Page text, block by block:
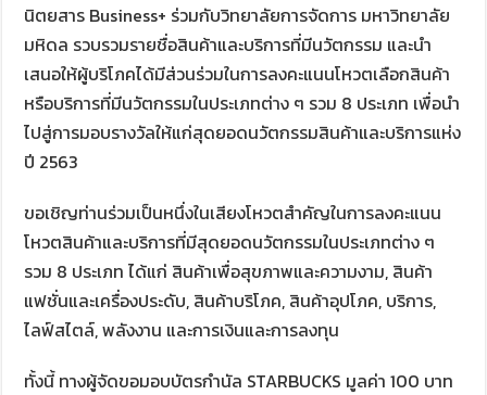
นิตยสาร Business+ ร่วมกับวิทยาลัยการจัดการ มหาวิทยาลัย
มหิดล รวบรวมรายชื่อสินค้าและบริการที่มีนวัตกรรม และนำ
เสนอให้ผู้บริโภคได้มีส่วนร่วมในการลงคะแนนโหวตเลือกสินค้า
หรือบริการที่มีนวัตกรรมในประเภทต่าง ๆ รวม 8 ประเภท เพื่อนำ
ไปสู่การมอบรางวัลให้แก่สุดยอดนวัตกรรมสินค้าและบริการแห่ง
ปี 2563
ขอเชิญท่านร่วมเป็นหนึ่งในเสียงโหวตสำคัญในการลงคะแนน
โหวตสินค้าและบริการที่มีสุดยอดนวัตกรรมในประเภทต่าง ๆ
รวม 8 ประเภท ได้แก่ สินค้าเพื่อสุขภาพและความงาม, สินค้า
แฟชั่นและเครื่องประดับ, สินค้าบริโภค, สินค้าอุปโภค, บริการ,
ไลฟ์สไตล์, พลังงาน และการเงินและการลงทุน
ทั้งนี้ ทางผู้จัดขอมอบบัตรกำนัล STARBUCKS มูลค่า 100 บาท